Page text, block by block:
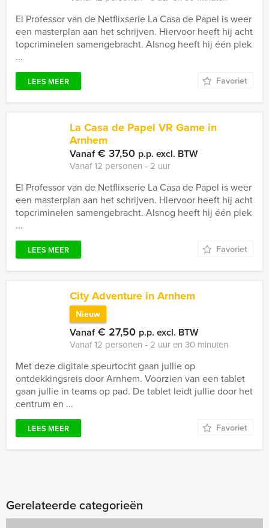
El Professor van de Netflixserie La Casa de Papel is weer
een masterplan aan het schrijven. Hiervoor heeft hij acht
topcriminelen samengebracht. Alsnog heeft hij één plek
...
LEES MEER Favoriet
La Casa de Papel VR Game in
Arnhem
Vanaf€ 37,50 p.p. excl. BTW
Vanaf 12 personen ‐ 2 uur
El Professor van de Netflixserie La Casa de Papel is weer
een masterplan aan het schrijven. Hiervoor heeft hij acht
topcriminelen samengebracht. Alsnog heeft hij één plek
...
LEES MEER Favoriet
City Adventure in Arnhem
Nieuw
Vanaf€ 27,50 p.p. excl. BTW
Vanaf 12 personen ‐ 2 uur en 30 minuten
Met deze digitale speurtocht gaan jullie op
ontdekkingsreis door Arnhem. Voorzien van een tablet
gaan jullie in teams op pad. De tablet leidt jullie door het
centrum en ...
LEES MEER Favoriet
Gerelateerde categorieën